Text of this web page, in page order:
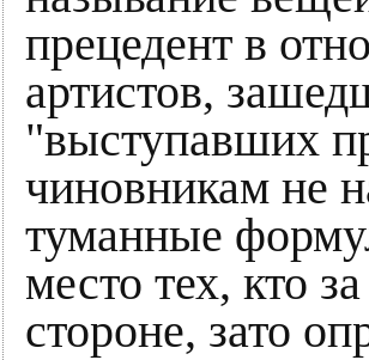
прецедент в
артистов,
"выступавших
чиновникам не
туманные
место тех, кто
стороне, зато